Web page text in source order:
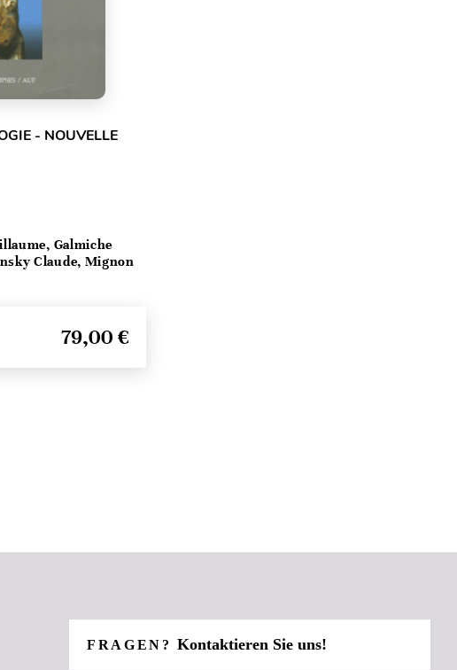
- NOUVELLE
Galmiche
Claude, Mignon
79,00 €
FRAGEN?Kontaktieren Sie uns!